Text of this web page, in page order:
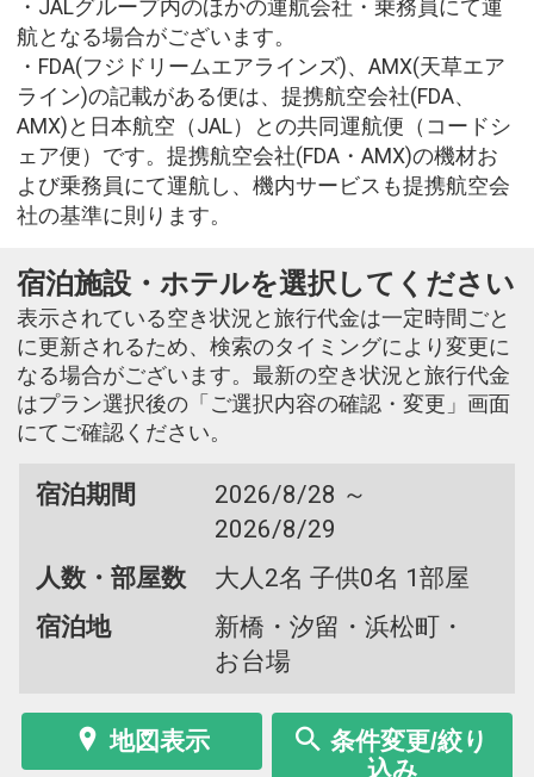
・JALグループ内のほかの運航会社・乗務員にて運
航となる場合がございます。
・FDA(フジドリームエアラインズ)、AMX(天草エア
ライン)の記載がある便は、提携航空会社(FDA、
AMX)と日本航空（JAL）との共同運航便（コードシ
ェア便）です。提携航空会社(FDA・AMX)の機材お
よび乗務員にて運航し、機内サービスも提携航空会
社の基準に則ります。
宿泊施設・ホテルを選択してください
表示されている空き状況と旅行代金は一定時間ごと
に更新されるため、検索のタイミングにより変更に
なる場合がございます。最新の空き状況と旅行代金
はプラン選択後の「ご選択内容の確認・変更」画面
にてご確認ください。
宿泊期間
2026/8/28 ～
2026/8/29
人数・部屋数
大人2名 子供0名 1部屋
宿泊地
新橋・汐留・浜松町・
お台場
地図表示
条件変更/絞り
込み